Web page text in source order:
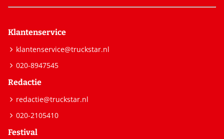
Klantenservice
klantenservice@truckstar.nl
020-8947545
Redactie
redactie@truckstar.nl
020-2105410
Festival